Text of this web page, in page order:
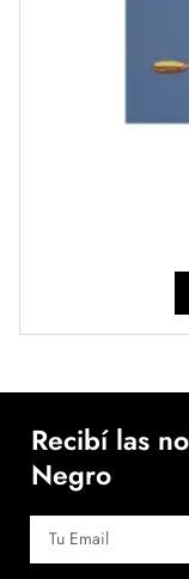
Recibí las
Negro